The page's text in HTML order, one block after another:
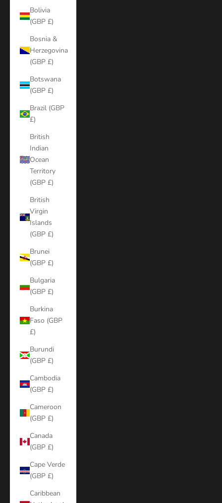
Bolivia
(GBP £)
Bosnia &
Herzegovina
(GBP £)
Botswana
(GBP £)
Brazil (GBP
£)
British
Indian
Ocean
Territory
(GBP £)
British
Virgin
Islands
(GBP £)
Brunei
(GBP £)
Bulgaria
(GBP £)
Burkina
Faso (GBP
£)
Burundi
(GBP £)
Cambodia
(GBP £)
Cameroon
(GBP £)
Canada
(GBP £)
Cape Verde
(GBP £)
Caribbean